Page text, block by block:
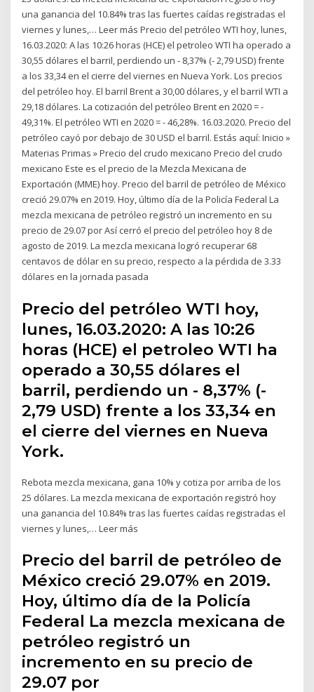
una ganancia del 10.84% tras las fuertes caídas registradas el
viernes y lunes,… Leer más Precio del petróleo WTI hoy, lunes,
16.03.2020: A las 10:26 horas (HCE) el petroleo WTI ha operado a
30,55 dólares el barril, perdiendo un - 8,37% (- 2,79 USD) frente
a los 33,34 en el cierre del viernes en Nueva York. Los precios
del petróleo hoy. El barril Brent a 30,00 dólares, y el barril WTI a
29,18 dólares. La cotización del petróleo Brent en 2020 = -
49,31%. El petróleo WTI en 2020 = - 46,28%. 16.03.2020. Precio del
petróleo cayó por debajo de 30 USD el barril. Estás aquí: Inicio »
Materias Primas » Precio del crudo mexicano Precio del crudo
mexicano Este es el precio de la Mezcla Mexicana de
Exportación (MME) hoy. Precio del barril de petróleo de México
creció 29.07% en 2019. Hoy, último día de la Policía Federal La
mezcla mexicana de petróleo registró un incremento en su
precio de 29.07 por Así cerró el precio del petróleo hoy 8 de
agosto de 2019. La mezcla mexicana logró recuperar 68
centavos de dólar en su precio, respecto a la pérdida de 3.33
dólares en la jornada pasada
Precio del petróleo WTI hoy,
lunes, 16.03.2020: A las 10:26
horas (HCE) el petroleo WTI ha
operado a 30,55 dólares el
barril, perdiendo un - 8,37% (-
2,79 USD) frente a los 33,34 en
el cierre del viernes en Nueva
York.
Rebota mezcla mexicana, gana 10% y cotiza por arriba de los
25 dólares. La mezcla mexicana de exportación registró hoy
una ganancia del 10.84% tras las fuertes caídas registradas el
viernes y lunes,… Leer más
Precio del barril de petróleo de
México creció 29.07% en 2019.
Hoy, último día de la Policía
Federal La mezcla mexicana de
petróleo registró un
incremento en su precio de
29.07 por